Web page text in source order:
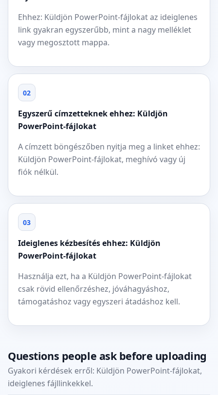
Ehhez: Küldjön PowerPoint-fájlokat az ideiglenes
link gyakran egyszerűbb, mint a nagy melléklet
vagy megosztott mappa.
02
Egyszerű címzetteknek ehhez: Küldjön
PowerPoint-fájlokat
A címzett böngészőben nyitja meg a linket ehhez:
Küldjön PowerPoint-fájlokat, meghívó vagy új
fiók nélkül.
03
Ideiglenes kézbesítés ehhez: Küldjön
PowerPoint-fájlokat
Használja ezt, ha a Küldjön PowerPoint-fájlokat
csak rövid ellenőrzéshez, jóváhagyáshoz,
támogatáshoz vagy egyszeri átadáshoz kell.
Questions people ask before uploading
Gyakori kérdések erről: Küldjön PowerPoint-fájlokat,
ideiglenes fájllinkekkel.